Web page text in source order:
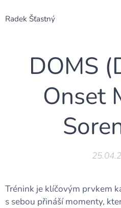
Radek Šťastný
DOMS
Onset
Trénink je klíčovým prvkem
s sebou přináší momenty,